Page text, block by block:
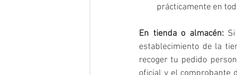
prácticamente en
En tienda o almacén:
establecimiento de la
recoger tu pedido